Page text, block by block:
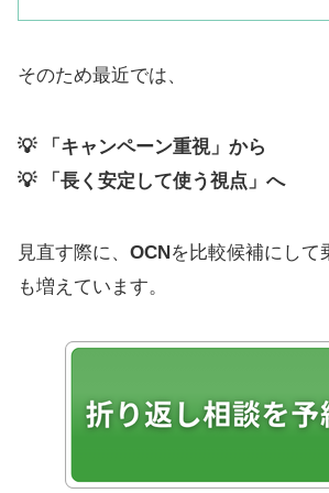
そのため最近では、
💡 「キャンペーン重視」から
💡 「長く安定して使う視点」へ
見直す際に、 OCNを比較候補にして
も増えています。